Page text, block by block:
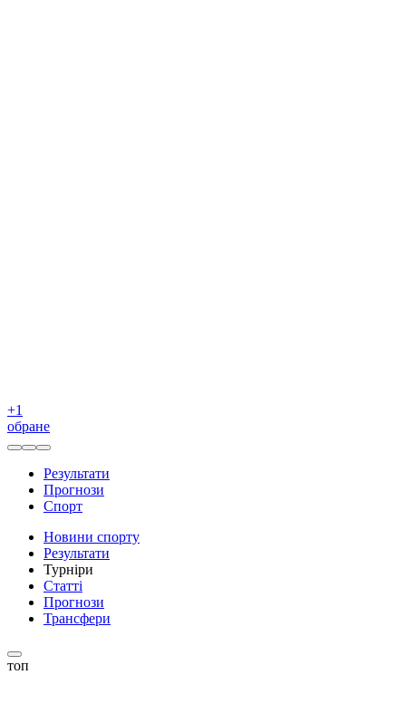
+1
обране
Результати
Прогнози
Спорт
Новини спорту
Результати
Турніри
Статті
Прогнози
Трансфери
топ